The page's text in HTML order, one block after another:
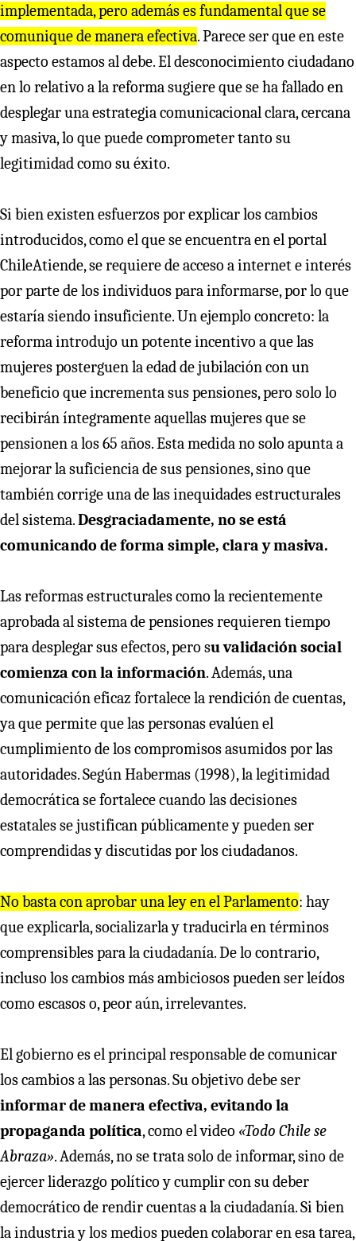
implementada, pero además es fundamental que se
comunique de manera efectiva. Parece ser que en este
aspecto estamos al debe. El desconocimiento ciudadano
en lo relativo a la reforma sugiere que se ha fallado en
desplegar una estrategia comunicacional clara, cercana
y masiva, lo que puede comprometer tanto su
legitimidad como su éxito.
Si bien existen esfuerzos por explicar los cambios
introducidos, como el que se encuentra en el portal
ChileAtiende, se requiere de acceso a internet e interés
por parte de los individuos para informarse, por lo que
estaría siendo insuficiente. Un ejemplo concreto: la
reforma introdujo un potente incentivo a que las
mujeres posterguen la edad de jubilación con un
beneficio que incrementa sus pensiones, pero solo lo
recibirán íntegramente aquellas mujeres que se
pensionen a los 65 años. Esta medida no solo apunta a
mejorar la suficiencia de sus pensiones, sino que
también corrige una de las inequidades estructurales
del sistema.Desgraciadamente, no se está
comunicando de forma simple, clara y masiva.
Las reformas estructurales como la recientemente
aprobada al sistema de pensiones requieren tiempo
para desplegar sus efectos, pero su validación social
comienza con la información. Además, una
comunicación eficaz fortalece la rendición de cuentas,
ya que permite que las personas evalúen el
cumplimiento de los compromisos asumidos por las
autoridades. Según Habermas (1998), la legitimidad
democrática se fortalece cuando las decisiones
estatales se justifican públicamente y pueden ser
comprendidas y discutidas por los ciudadanos.
No basta con aprobar una ley en el Parlamento: hay
que explicarla, socializarla y traducirla en términos
comprensibles para la ciudadanía. De lo contrario,
incluso los cambios más ambiciosos pueden ser leídos
como escasos o, peor aún, irrelevantes.
El gobierno es el principal responsable de comunicar
los cambios a las personas. Su objetivo debe ser
informar de manera efectiva, evitando la
propaganda política, como el video «Todo Chile se
Abraza». Además, no se trata solo de informar, sino de
ejercer liderazgo político y cumplir con su deber
democrático de rendir cuentas a la ciudadanía. Si bien
la industria y los medios pueden colaborar en esa tarea,